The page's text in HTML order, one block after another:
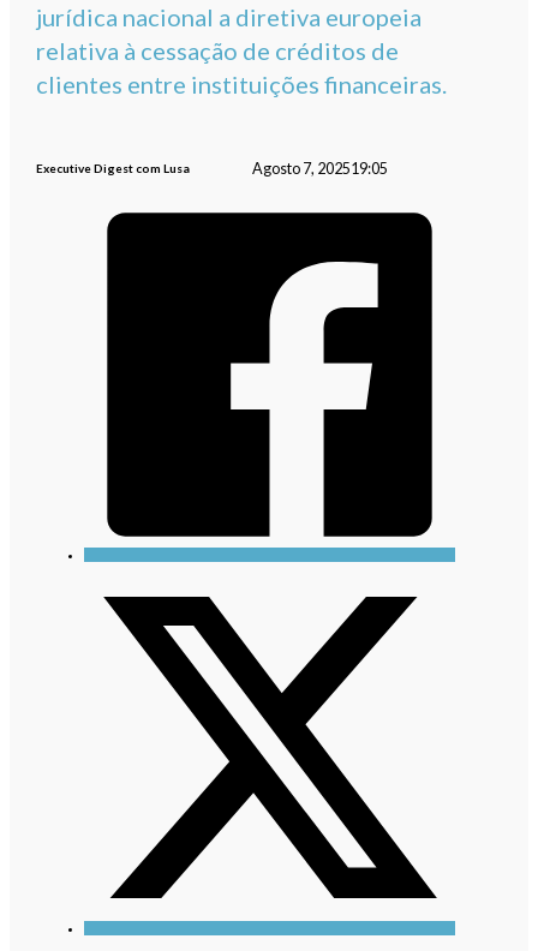
jurídica nacional a diretiva europeia
relativa à cessação de créditos de
clientes entre instituições financeiras.
Executive Digest com Lusa Agosto 7, 202519:05